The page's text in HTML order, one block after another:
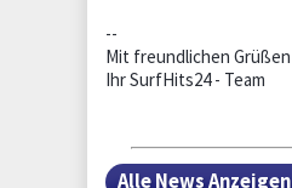
--
Mit freundlichen Grüßen
Ihr SurfHits24 - Team
Alle News Anzeigen